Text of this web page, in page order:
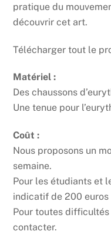
pratique du
découvrir cet art.
Télécharger tout le
Matériel :
Des chaussons
Une tenue pour
Coût :
Nous proposons un
semaine.
Pour les étudiants et
indicatif de 200 euros
Pour toutes difficultés
contacter.